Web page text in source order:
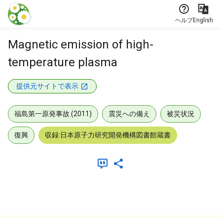
本文に飛ぶ
ヘルプEnglish
Magnetic emission of high-
temperature plasma
提供元サイトで表示
福島第一原発事故 (2011) 震災への備え 被災状況
復興 収録:日本原子力研究開発機構図書館蔵書